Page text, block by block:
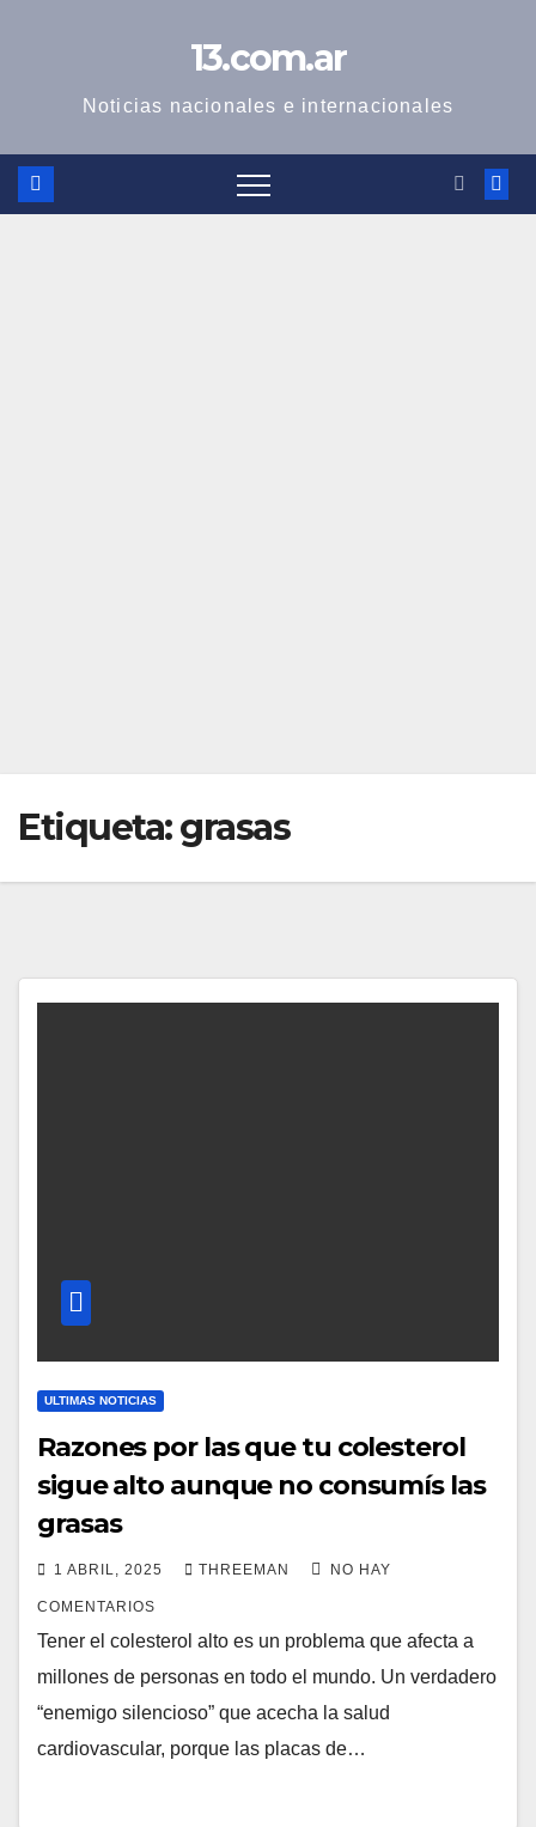
13.com.ar
Noticias nacionales e internacionales
Etiqueta:grasas
ULTIMAS NOTICIAS
Razones por las que tu colesterol
sigue alto aunque no consumís las
grasas
1 ABRIL, 2025 THREEMAN NO HAY
COMENTARIOS
Tener el colesterol alto es un problema que afecta a
millones de personas en todo el mundo. Un verdadero
“enemigo silencioso” que acecha la salud
cardiovascular, porque las placas de…